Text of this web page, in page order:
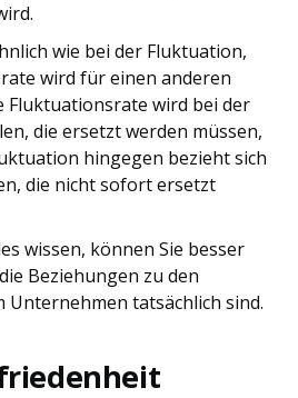
wie bei der Fluktuation,
wird für einen anderen
Fluktuationsrate wird bei der
die ersetzt werden müssen,
hingegen bezieht sich
die nicht sofort ersetzt
wissen, können Sie besser
Beziehungen zu den
tatsächlich sind.